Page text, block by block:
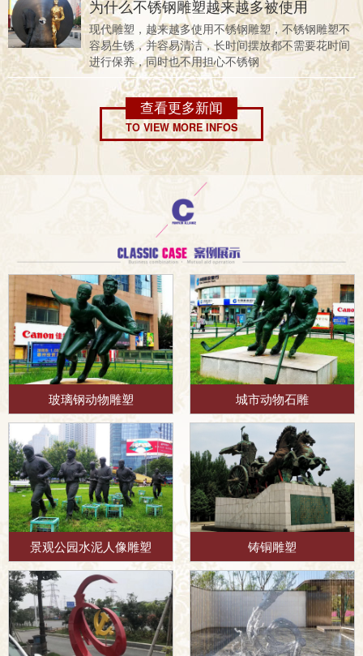
为什么不锈钢雕塑越来越多被使用
现代雕塑，越来越多使用不锈钢雕塑，不锈钢雕塑不
容易生锈，并容易清洁，长时间摆放都不需要花时间
进行保养，同时也不用担心不锈钢
查看更多新闻
TO VIEW MORE INFOS
玻璃钢动物雕塑 城市动物石雕
景观公园水泥人像雕塑 铸铜雕塑